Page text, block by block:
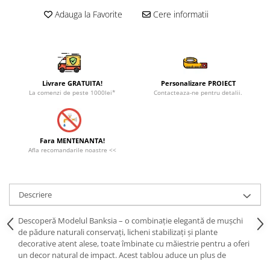
Adauga la Favorite Cere informatii
Livrare GRATUITA!
La comenzi de peste 1000lei*
Personalizare PROIECT
Contacteaza-ne pentru detalii.
Fara MENTENANTA!
Afla recomandarile noastre <<
Descriere
Descoperă Modelul Banksia – o combinație elegantă de mușchi
de pădure naturali conservați, licheni stabilizați și plante
decorative atent alese, toate îmbinate cu măiestrie pentru a oferi
un decor natural de impact. Acest tablou aduce un plus de